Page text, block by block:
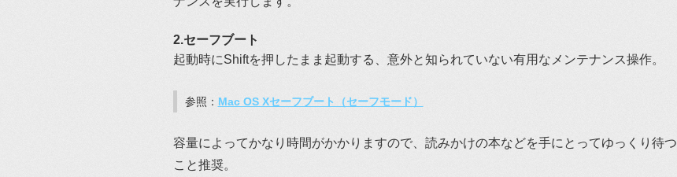
2.セーフブート
起動時にShiftを押したまま起動する、意外と知られていない有用なメンテナンス操作。
参照： Mac OS Xセーフブート（セーフモード）
容量によってかなり時間がかかりますので、読みかけの本などを手にとってゆっくり待つ
こと推奨。